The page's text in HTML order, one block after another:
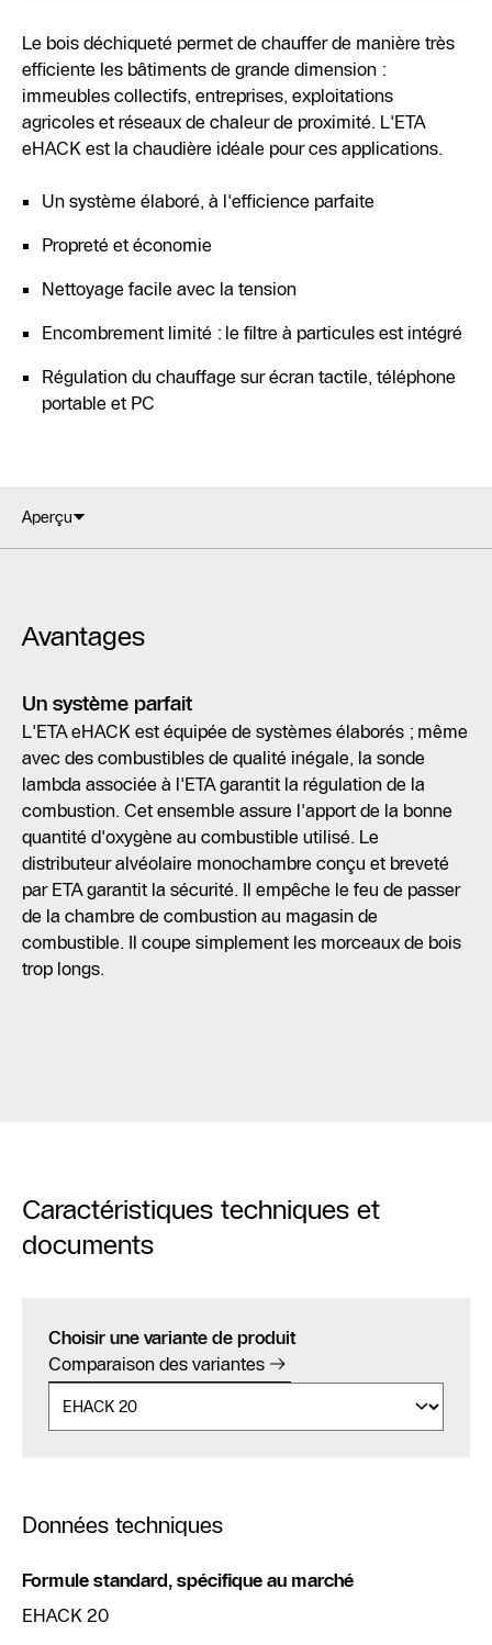
Le bois déchiqueté permet de chauffer de manière très
efficiente les bâtiments de grande dimension :
immeubles collectifs, entreprises, exploitations
agricoles et réseaux de chaleur de proximité. L'ETA
eHACK est la chaudière idéale pour ces applications.
Un système élaboré, à l'efficience parfaite
Propreté et économie
Nettoyage facile avec la tension
Encombrement limité : le filtre à particules est intégré
Régulation du chauffage sur écran tactile, téléphone
portable et PC
Aperçu
Avantages
Un système parfait
L'ETA eHACK est équipée de systèmes élaborés ; même
avec des combustibles de qualité inégale, la sonde
lambda associée à l'ETA garantit la régulation de la
combustion. Cet ensemble assure l'apport de la bonne
quantité d'oxygène au combustible utilisé. Le
distributeur alvéolaire monochambre conçu et breveté
par ETA garantit la sécurité. Il empêche le feu de passer
de la chambre de combustion au magasin de
combustible. Il coupe simplement les morceaux de bois
trop longs.
Caractéristiques techniques et
documents
Choisir une variante de produit
Comparaison des variantes
Données techniques
Formule standard, spécifique au marché
EHACK 20